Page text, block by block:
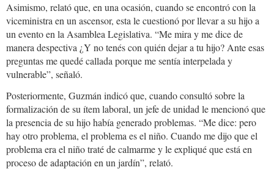
Asimismo, relató que, en una ocasión, cuando se encontró con la
viceministra en un ascensor, esta le cuestionó por llevar a su hijo a
un evento en la Asamblea Legislativa. “Me mira y me dice de
manera despectiva ¿Y no tenés con quién dejar a tu hijo? Ante esas
preguntas me quedé callada porque me sentía interpelada y
vulnerable”, señaló.
Posteriormente, Guzmán indicó que, cuando consultó sobre la
formalización de su ítem laboral, un jefe de unidad le mencionó que
la presencia de su hijo había generado problemas. “Me dice: pero
hay otro problema, el problema es el niño. Cuando me dijo que el
problema era el niño traté de calmarme y le expliqué que está en
proceso de adaptación en un jardín”, relató.